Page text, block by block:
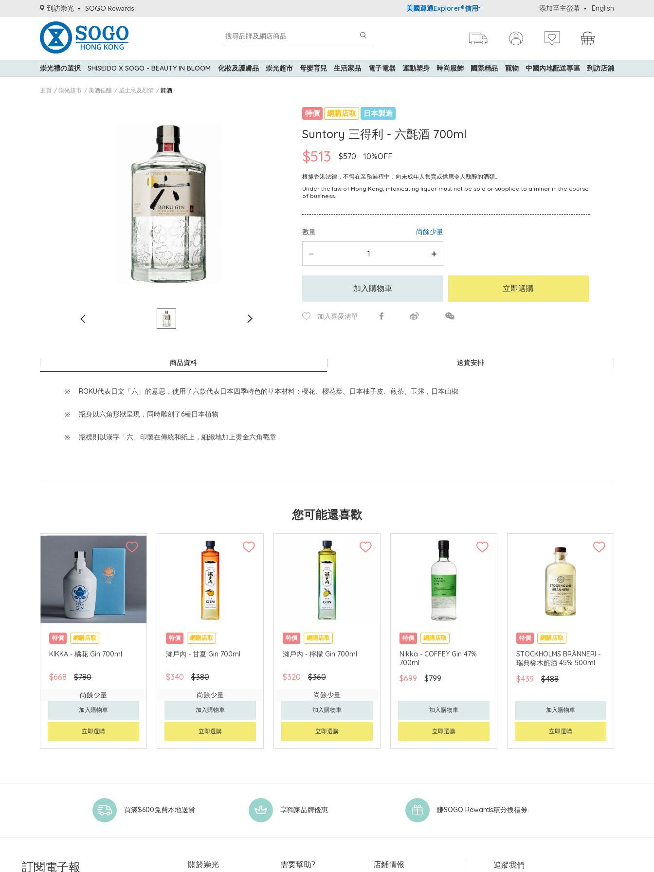
到訪崇光 SOGO Rewards 美國運通Explorer®信用卡會員購物禮遇：高達5%簽賬回贈！ 購買一般貨品(冷凍食
添加至主螢幕 English
崇光禮の選択 SHISEIDO X SOGO - BEAUTY IN BLOOM 化妝及護膚品 崇光超市 母嬰育兒 生活家品 電子電器 運動塑身 時尚服飾 國際精品 寵物 中國內地配送專區 到訪店舖
主頁 崇光超市 美酒佳釀 威士忌及烈酒 氈酒
特價 網購店取 日本製造
Suntory 三得利 - 六氈酒 700ml
$513 $570 10%OFF
根據香港法律，不得在業務過程中，向未成年人售賣或供應令人醺醉的酒類。
Under the law of Hong Kong, intoxicating liquor must not be sold or supplied to a minor in the course
of business.
數量 尚餘少量
加入購物車 立即選購
加入喜愛清單
商品資料 送貨安排
ROKU代表日文「六」的意思，使用了六款代表日本四季特色的草本材料：櫻花、櫻花葉、日本柚子皮、煎茶、玉露，日本山椒
瓶身以六角形狀呈現，同時雕刻了6種日本植物
瓶標則以漢字「六」印製在傳統和紙上，細緻地加上燙金六角戳章
您可能還喜歡
特價 網購店取
KIKKA - 橘花 Gin 700ml
$668 $780
尚餘少量
加入購物車
立即選購
特價 網購店取
瀨戶內 - 甘夏 Gin 700ml
$340 $380
尚餘少量
加入購物車
立即選購
特價 網購店取
瀨戶內 - 檸檬 Gin 700ml
$320 $360
尚餘少量
加入購物車
立即選購
特價 網購店取
Nikka - COFFEY Gin 47%
700ml
$699 $799
加入購物車
立即選購
特價 網購店取
STOCKHOLMS BRÄNNERI -
瑞典橡木氈酒 45% 500ml
$439 $488
加入購物車
立即選購
買滿$600免費本地送貨 享獨家品牌優惠 賺SOGO Rewards積分換禮券
訂閱電子報 關於崇光 需要幫助? 店鋪情報 追蹤我們